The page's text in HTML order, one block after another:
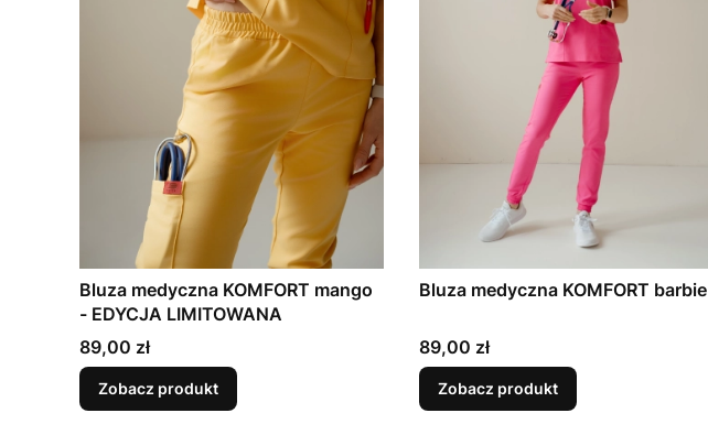
Bluza medyczna KOMFORT mango
- EDYCJA LIMITOWANA
Cena
89,00 zł
Zobacz produkt
Bluza medyczna KOMFORT barbie
Cena
89,00 zł
Zobacz produkt